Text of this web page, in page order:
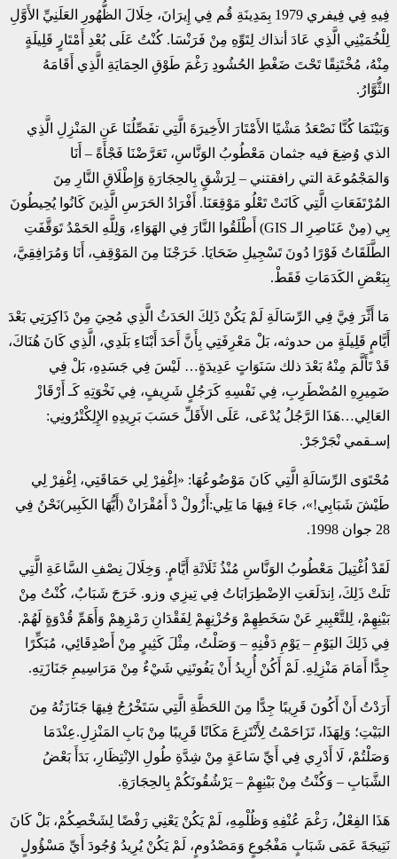
فِيهِ فِي فِيفري 1979 بِمَدِينَةِ قُم فِي إِيرَانَ، خِلَالَ الظُّهُورِ العَلَنِيِّ الأَوَّلِ
لِلْخُمَيْنِي الَّذِي عَادَ أنذاك لِتَوِّهِ مِنْ فَرَنْسَا. كُنْتُ عَلَى بُعْدِ أَمْتَارٍ قَلِيلَةٍ
مِنْهُ، مُخْتَنِقًا تَحْتَ ضَغْطِ الحُشُودِ رَغْمَ طَوْقِ الحِمَايَةِ الَّذِي أَقَامَهُ
الثُّوَّارُ.
وَبَيْنَمَا كُنَّا نَصْعَدُ مَشْيًا الأَمْتَارَ الأَخِيرَةَ الَّتِي تفَصِّلُنَا عَنِ المَنْزِلِ الَّذِي
الذي وُضِعَ فيه جثمان مَعْطُوبُ الوَنَّاسِ، تَعَرَّضْنَا فَجْأَةً – أَنَا
وَالمَجْمُوعَة التي رافقتني – لِرَشْقٍ بِالحِجَارَةِ وَإِطْلَاقِ النَّارِ مِنَ
المُرْتَفَعَاتِ الَّتِي كَانَتْ تَعْلُو مَوْقِعَنَا. أَفْرَادُ الحَرَسِ الَّذِينَ كَانُوا يُحِيطُونَ
بِي (مِنْ عَنَاصِرِ الـ GIS) أَطْلَقُوا النَّارَ فِي الهَوَاءِ، وَلِلَّهِ الحَمْدُ تَوَقَّفَتِ
الطَّلَقَاتُ فَوْرًا دُونَ تَسْجِيلِ ضَحَايَا. خَرَجْنَا مِنَ المَوْقِفِ، أَنَا وَمُرَافِقِيَّ،
بِبَعْضِ الكَدَمَاتِ فَقَطْ.
مَا أَثَّرَ فِيَّ فِي الرِّسَالَةِ لَمْ يَكُنْ ذَلِكَ الحَدَثُ الَّذِي مُحِيَ مِنْ ذَاكِرَتِي بَعْدَ
أَيَّامٍ قَلِيلَةٍ من حدوثه، بَلْ مَعْرِفَتِي بِأَنَّ أَحَدَ أَبْنَاءِ بَلَدِي، الَّذِي كَانَ هُنَاكَ،
قَدْ تَأَلَّمَ مِنْهُ بَعْدَ ذلك سَنَوَاتٍ عَدِيدَةٍ… لَيْسَ فِي جَسَدِهِ، بَلْ فِي
ضَمِيرِهِ المُضْطَرِبِ، فِي نَفْسِهِ كَرَجُلٍ شَرِيفٍ، فِي نَخْوَتِهِ كَـ أَرْقَازْ
العَالِي…هَذَا الرَّجُلُ يُدْعَى، عَلَى الأَقَلِّ حَسَبَ بَرِيدِهِ الإِلِكْتْرُونِي:
إسـقمي نْجَرْجَرْ.
مُحْتَوَى الرِّسَالَةِ الَّتِي كَانَ مَوْضُوعُهَا: «اِغْفِرْ لِي حَمَاقَتِي، اِغْفِرْ لِي
طَيْشَ شَبَابِي!»، جَاءَ فِيهَا مَا يَلِي:أَزُولْ دْ أَمُقْرَانْ (أَيُّهَا الكَبِير)نَحْنُ فِي
28 جوان 1998.
لَقَدْ اُغْتِيلَ مَعْطُوبُ الوَنَّاسِ مُنْذُ ثَلَاثَةِ أَيَّامٍ. وَخِلَالَ نِصْفِ السَّاعَةِ الَّتِي
تَلَتْ ذَلِكَ، اِندَلَعَتِ الاِضْطِرَابَاتُ فِي تِيزِي وزو. خَرَجَ شَبَابٌ، كُنْتُ مِنْ
بَيْنِهِمْ، لِلتَّعْبِيرِ عَنْ سَخَطِهِمْ وَحُزْنِهِمْ لِفَقْدَانِ رَمْزِهِمْ وَأَهَمِّ قُدْوَةٍ لَهُمْ.
فِي ذَلِكَ اليَوْمِ – يَوْمِ دَفْنِهِ – وَصَلْتُ، مِثْلَ كَثِيرٍ مِنْ أَصْدِقَائِي، مُبَكِّرًا
جِدًّا أَمَامَ مَنْزِلِهِ. لَمْ أَكُنْ أُرِيدُ أَنْ يَفُوتَنِي شَيْءٌ مِنْ مَرَاسِيمِ جَنَازَتِهِ.
أَرَدْتُ أَنْ أَكُونَ قَرِيبًا جِدًّا مِنَ اللحَظَّةِ الَّتِي سَتَخْرُجُ فِيهَا جَنَازَتُهُ مِنَ
البَيْتِ؛ وَلِهَذَا، تَزَاحَمْتُ لِأَنْتَزِعَ مَكَانًا قَرِيبًا مِنْ بَابِ المَنْزِلِ.عِنْدَمَا
وَصَلْتُمْ، لَا أَدْرِي فِي أَيِّ سَاعَةٍ مِنْ شِدَّةِ طُولِ الاِنْتِظَارِ، بَدَأَ بَعْضُ
الشَّبَابِ – وَكُنْتُ مِنْ بَيْنِهِمْ – يَرْشُقُونَكُمْ بِالحِجَارَةِ.
هَذَا الفِعْلُ، رَغْمَ عُنْفِهِ وَظُلْمِهِ، لَمْ يَكُنْ يَعْنِي رَفْضًا لِشَخْصِكُمْ، بَلْ كَانَ
نَتِيجَةَ عَمَى شَبَابٍ مَفْجُوعٍ وَمَصْدُومٍ، لَمْ يَكُنْ يُرِيدُ وُجُودَ أَيِّ مَسْؤُولٍ